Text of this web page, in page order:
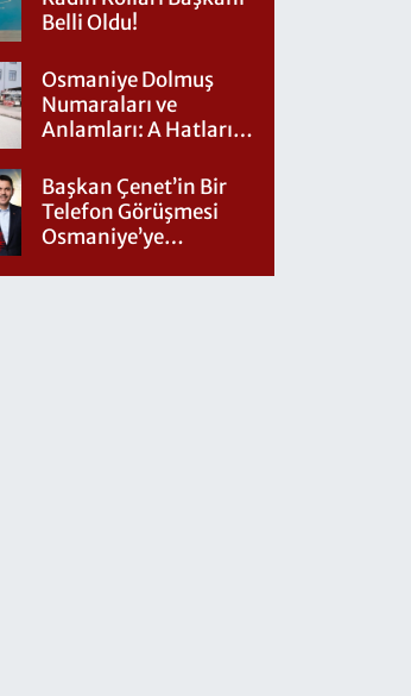
Belli Oldu!
Osmaniye Dolmuş
Numaraları ve
Anlamları: A Hatları
Başkan Çenet’in Bir
Telefon Görüşmesi
Osmaniye’ye